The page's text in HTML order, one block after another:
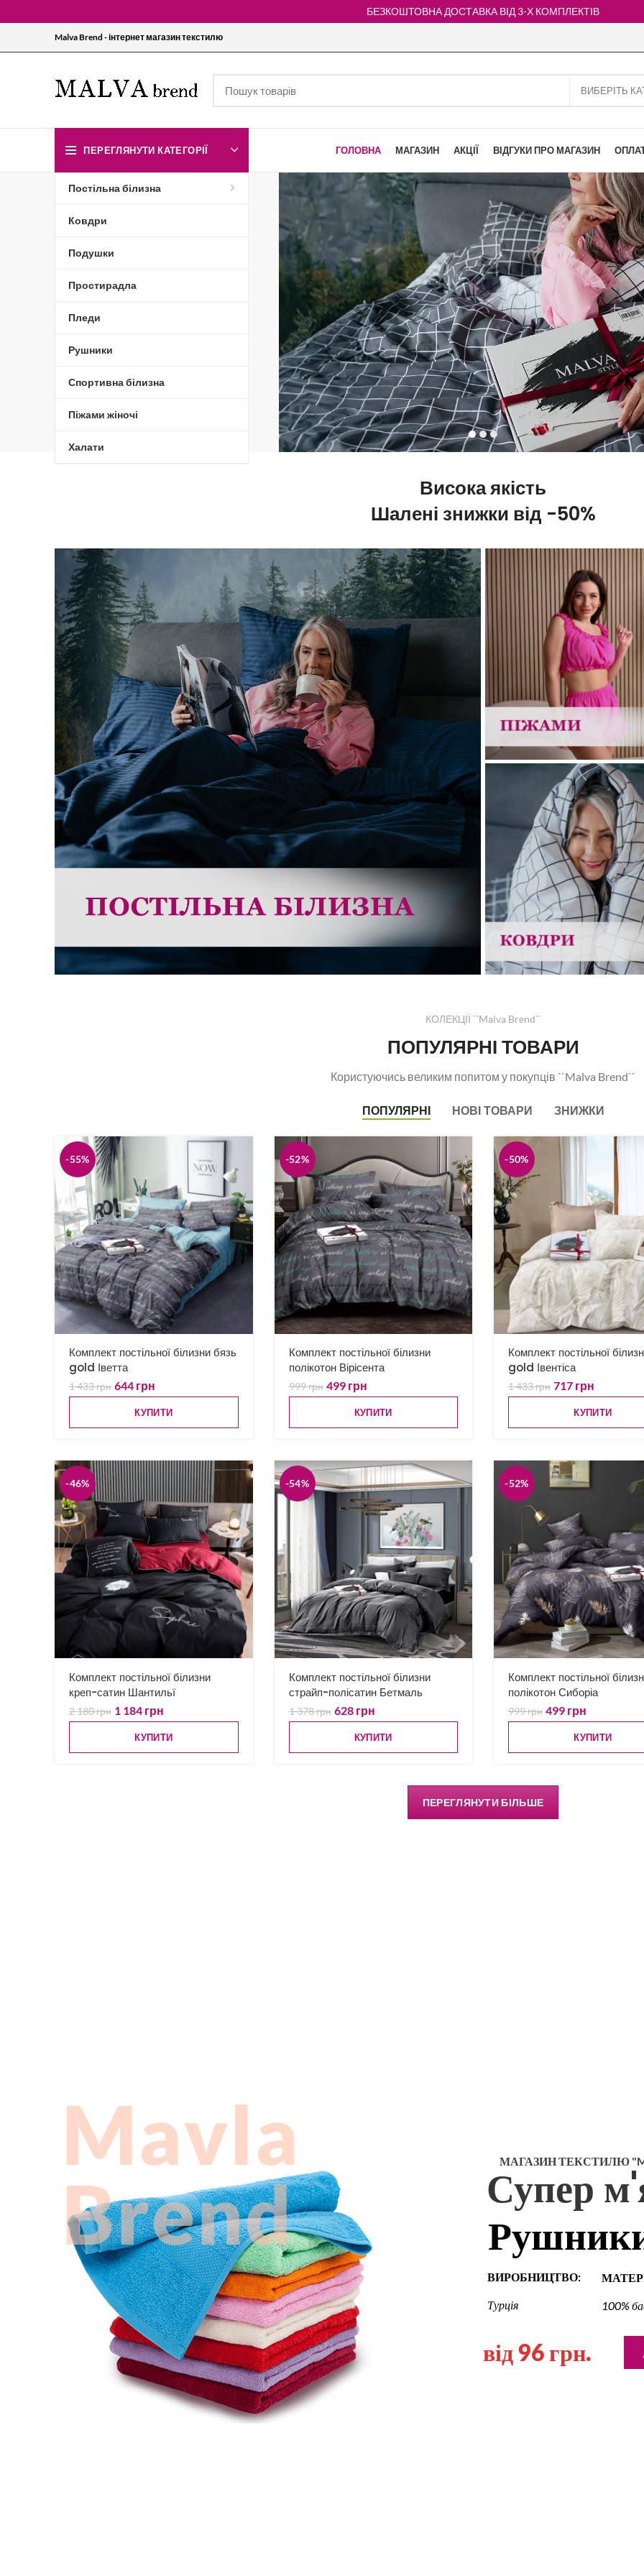
БЕЗКОШТОВНА ДОСТАВКА ВІД 3-Х КОМПЛЕКТІВ
Malva Brend - інтернет магазин текстилю
ПЕРЕГЛЯНУТИ КАТЕГОРІЇ
Постільна білизна
Ковдри
Подушки
Простирадла
Пледи
Рушники
Спортивна білизна
Піжами жіночі
Халати
ГОЛОВНА МАГАЗИН АКЦІЇ ВІДГУКИ ПРО МАГАЗИН
Висока якість
Шалені знижки від -50%
КОЛЕКЦІЇ ``Malva Brend``
ПОПУЛЯРНІ ТОВАРИ
Користуючись великим попитом у покупців ``Malva Brend``
ПОПУЛЯРНІ НОВІ ТОВАРИ ЗНИЖКИ
-55%
Комплект постільної білизни бязь
gold Іветта
1 433грн 644 грн
КУПИТИ
-52%
Комплект постільної білизни
полікотон Вірісента
999грн 499 грн
КУПИТИ
-50%
Комплект постільної
gold Івентіса
1 433грн 717 грн
КУПИТИ
-46%
Комплект постільної білизни
креп-сатин Шантильї
2 180грн 1 184 грн
КУПИТИ
-54%
Комплект постільної білизни
страйп-полісатин Бетмаль
1 378грн 628 грн
КУПИТИ
-52%
Комплект постільної
полікотон Сиборіа
999грн 499 грн
КУПИТИ
ПЕРЕГЛЯНУТИ БІЛЬШЕ
ВИРОБНИЦТВО:
Турція 100%
Mavla
Brend Супер
МАГАЗИН ТЕКСТИЛЮ
від 96 грн.